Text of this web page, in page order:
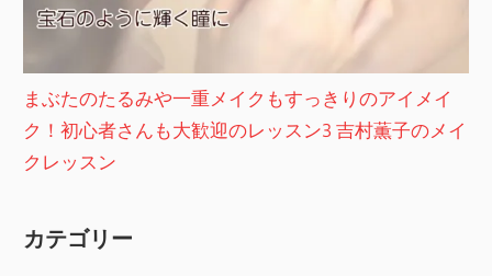
まぶたのたるみや一重メイクもすっきりのアイメイ
ク！初心者さんも大歓迎のレッスン3 吉村薫子のメイ
クレッスン
カテゴリー